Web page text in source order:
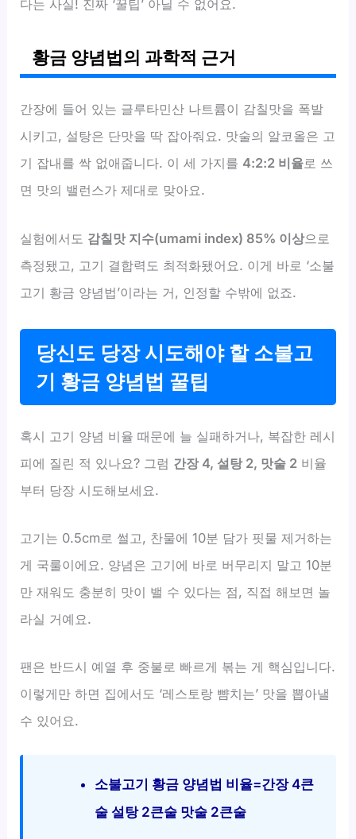
다는 사실! 진짜 ‘꿀팁’ 아닐 수 없어요.
황금 양념법의 과학적 근거
간장에 들어 있는 글루타민산 나트륨이 감칠맛을 폭발
시키고, 설탕은 단맛을 딱 잡아줘요. 맛술의 알코올은 고
기 잡내를 싹 없애줍니다. 이 세 가지를 4:2:2 비율로 쓰
면 맛의 밸런스가 제대로 맞아요.
실험에서도 감칠맛 지수(umami index) 85% 이상으로
측정됐고, 고기 결합력도 최적화됐어요. 이게 바로 ‘소불
고기 황금 양념법’이라는 거, 인정할 수밖에 없죠.
당신도 당장 시도해야 할 소불고
기 황금 양념법 꿀팁
혹시 고기 양념 비율 때문에 늘 실패하거나, 복잡한 레시
피에 질린 적 있나요? 그럼 간장 4, 설탕 2, 맛술 2 비율
부터 당장 시도해보세요.
고기는 0.5cm로 썰고, 찬물에 10분 담가 핏물 제거하는
게 국룰이에요. 양념은 고기에 바로 버무리지 말고 10분
만 재워도 충분히 맛이 밸 수 있다는 점, 직접 해보면 놀
라실 거예요.
팬은 반드시 예열 후 중불로 빠르게 볶는 게 핵심입니다.
이렇게만 하면 집에서도 ‘레스토랑 뺨치는’ 맛을 뽑아낼
수 있어요.
소불고기 황금 양념법 비율=간장 4큰
술 설탕 2큰술 맛술 2큰술